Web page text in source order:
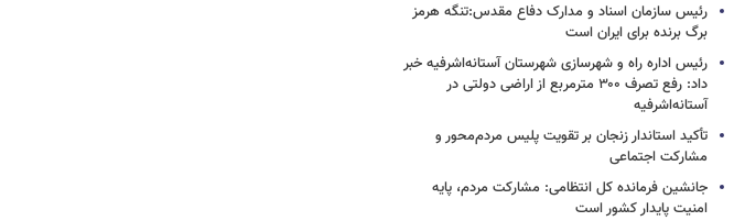
رئیس سازمان اسناد و مدارک دفاع مقدس:تنگه هرمز
برگ برنده برای ایران است
رئیس اداره راه و شهرسازی شهرستان آستانه‌اشرفیه خبر
داد: رفع تصرف ۳۰۰ مترمربع از اراضی دولتی در
آستانه‌اشرفیه
تأکید استاندار زنجان بر تقویت پلیس مردم‌محور و
مشارکت اجتماعی
جانشین فرمانده کل انتظامی: مشارکت مردم، پایه
امنیت پایدار کشور است